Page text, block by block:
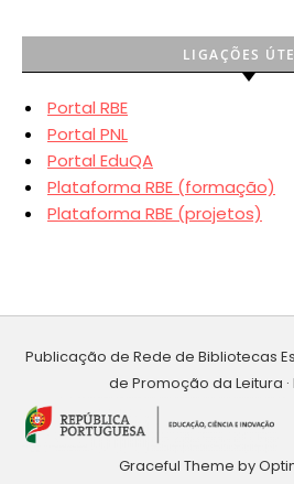
LIGAÇÕES
Portal RBE
Portal PNL
Portal EduQA
Plataforma RBE (formação)
Plataforma RBE (projetos)
Publicação de Rede de Bibliotecas
de Promoção da Leitura ·
Graceful Theme by